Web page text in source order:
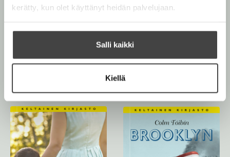
kerätty, kun olet käyttänyt heidän palvelujaan.
Salli kaikki
Kiellä
Colm Tóibín Colm Tóibín
Nora Webster